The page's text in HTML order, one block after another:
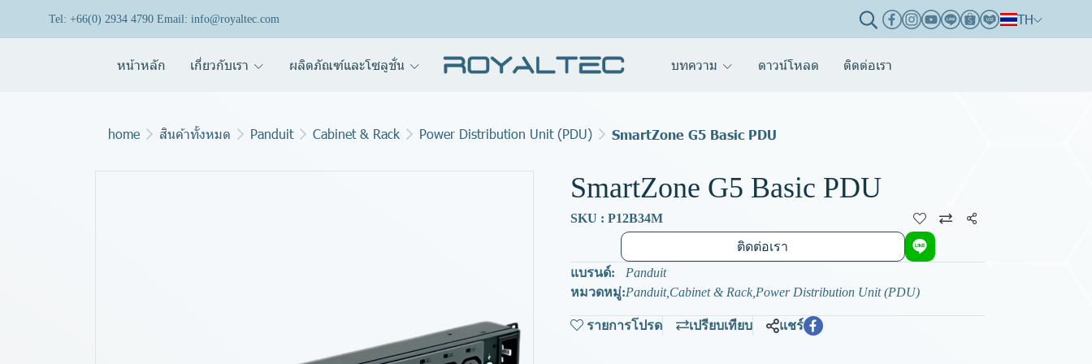
Tel: +66(0) 2934 4790 Email: info@royaltec.com TH
หน้าหลัก เกี่ยวกับเรา ผลิตภัณฑ์และโซลูชั่น บทความ ดาวน์โหลด ติดต่อเรา
home สินค้าทั้งหมด Panduit Cabinet & Rack Power Distribution Unit (PDU) SmartZone G5 Basic PDU
SmartZone G5 Basic PDU
SKU : P12B34M
แชร์
ติดต่อเรา
แบรนด์:
Panduit
หมวดหมู่:Panduit, Cabinet & Rack Power Distribution Unit (PDU)
รายการโปรด เปรียบเทียบ แชร์